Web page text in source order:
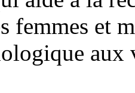
femmes et
aux